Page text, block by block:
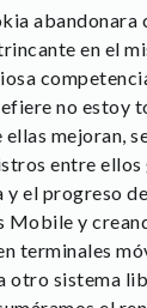
en el
no estoy
mejoran,
entre
y el progreso
Mobile y
terminales
otro sistema